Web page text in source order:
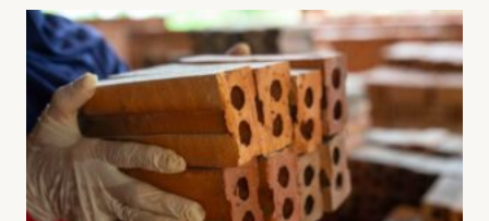
осторожный сценарий. Несмотря на рост
продаж электромобилей,...